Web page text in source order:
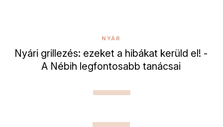
NYÁR
Nyári grillezés: ezeket a hibákat kerüld el! -
A Nébih legfontosabb tanácsai